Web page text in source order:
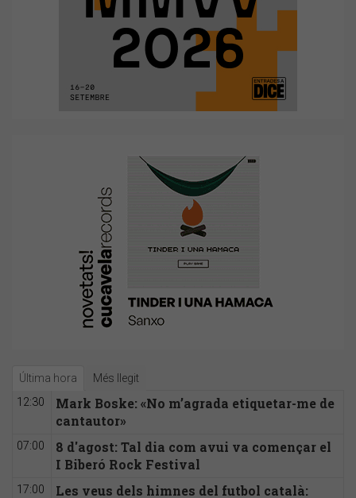
Última hora Més llegit
12:30
Mark Boske: «No m’agrada etiquetar-me de
cantautor»
07:00
8 d'agost: Tal dia com avui va començar el
I Biberó Rock Festival
17:00 Les veus dels himnes del futbol català: